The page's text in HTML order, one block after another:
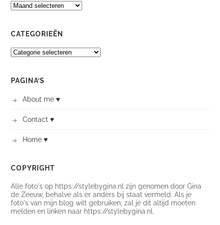
ARCHIEVEN
CATEGORIEËN
CATEGORIEËN
PAGINA’S
About me ♥
Contact ♥
Home ♥
COPYRIGHT
Alle foto's op https://stylebygina.nl zijn genomen door Gina
de Zeeuw, behalve als er anders bij staat vermeld. Als je
foto's van mijn blog wilt gebruiken, zal je dit altijd moeten
melden en linken naar https://stylebygina.nl.